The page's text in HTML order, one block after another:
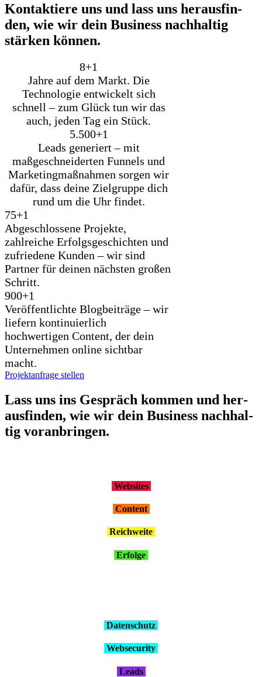
Kon­tak­tie­re uns und lass uns her­aus­fin­
den, wie wir dein Busi­ness nach­hal­tig
stär­ken kön­nen.
8+1
Jahre auf dem Markt. Die
Technologie entwickelt sich
schnell – zum Glück tun wir das
auch, jeden Tag ein Stück.
5.500+1
Leads generiert – mit
maßgeschneiderten Funnels und
Marketingmaßnahmen sorgen wir
dafür, dass deine Zielgruppe dich
rund um die Uhr findet.
75+1
Abgeschlossene Projekte,
zahlreiche Erfolgsgeschichten und
zufriedene Kunden – wir sind
Partner für deinen nächsten großen
Schritt.
900+1
Veröffentlichte Blogbeiträge – wir
liefern kontinuierlich
hochwertigen Content, der dein
Unternehmen online sichtbar
macht.
Projektanfrage stellen
Lass uns ins Gespräch kom­men und her­
aus­fin­den, wie wir dein Busi­ness nach­hal­
tig vor­an­brin­gen.
Web­sites
Con­tent
Reich­wei­te
Erfol­ge
Daten­schutz
Web­se­cu­ri­ty
Leads